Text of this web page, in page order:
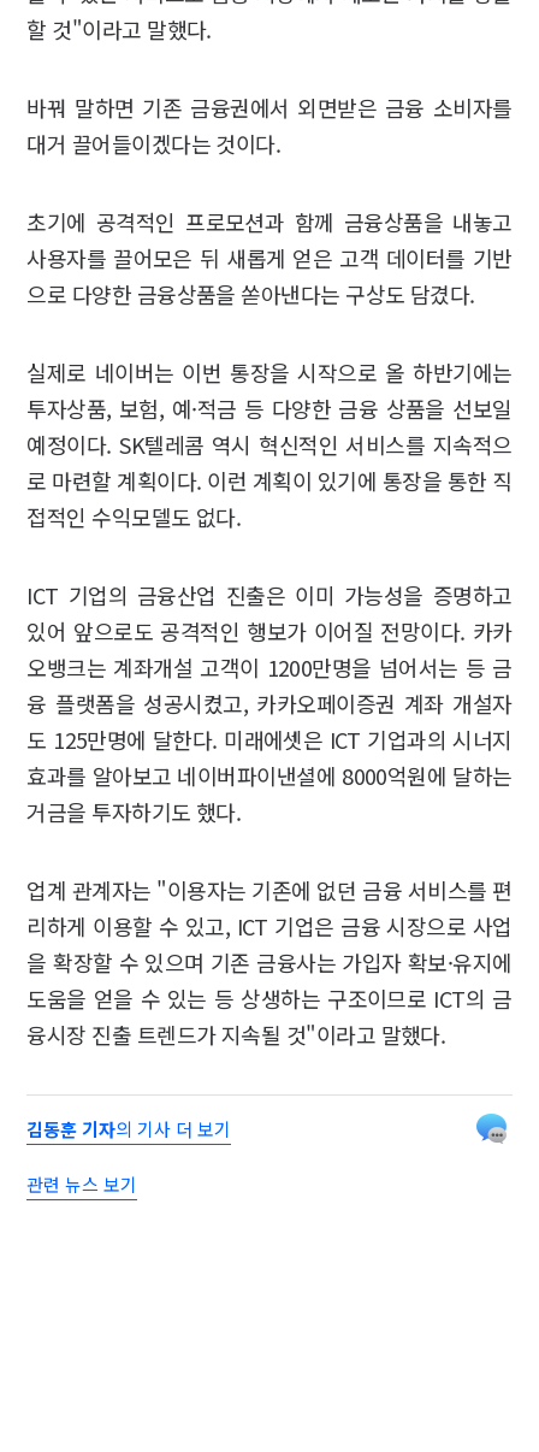
할 것"이라고 말했다.
바꿔 말하면 기존 금융권에서 외면받은 금융 소비자를
대거 끌어들이겠다는 것이다.
초기에 공격적인 프로모션과 함께 금융상품을 내놓고
사용자를 끌어모은 뒤 새롭게 얻은 고객 데이터를 기반
으로 다양한 금융상품을 쏟아낸다는 구상도 담겼다.
실제로 네이버는 이번 통장을 시작으로 올 하반기에는
투자상품, 보험, 예·적금 등 다양한 금융 상품을 선보일
예정이다. SK텔레콤 역시 혁신적인 서비스를 지속적으
로 마련할 계획이다. 이런 계획이 있기에 통장을 통한 직
접적인 수익모델도 없다.
ICT 기업의 금융산업 진출은 이미 가능성을 증명하고
있어 앞으로도 공격적인 행보가 이어질 전망이다. 카카
오뱅크는 계좌개설 고객이 1200만명을 넘어서는 등 금
융 플랫폼을 성공시켰고, 카카오페이증권 계좌 개설자
도 125만명에 달한다. 미래에셋은 ICT 기업과의 시너지
효과를 알아보고 네이버파이낸셜에 8000억원에 달하는
거금을 투자하기도 했다.
업계 관계자는 "이용자는 기존에 없던 금융 서비스를 편
리하게 이용할 수 있고, ICT 기업은 금융 시장으로 사업
을 확장할 수 있으며 기존 금융사는 가입자 확보·유지에
도움을 얻을 수 있는 등 상생하는 구조이므로 ICT의 금
융시장 진출 트렌드가 지속될 것"이라고 말했다.
김동훈 기자의 기사 더 보기
관련 뉴스 보기